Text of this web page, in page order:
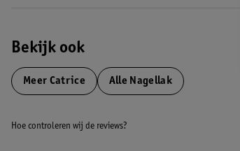
Bekijk ook
Meer Catrice Alle Nagellak
Hoe controleren wij de reviews?